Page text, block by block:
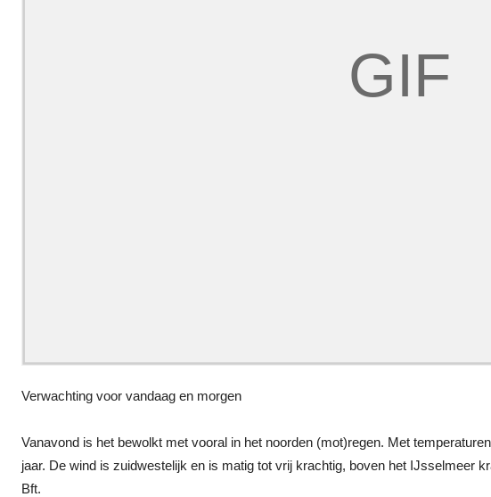
Verwachting voor vandaag en morgen
Vanavond is het bewolkt met vooral in het noorden (mot)regen. Met
jaar. De wind is zuidwestelijk en is matig tot vrij krachtig, boven het IJsselmeer
Bft.